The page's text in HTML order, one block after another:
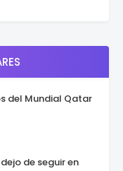
del Mundial Qatar
de seguir en